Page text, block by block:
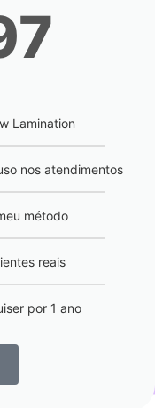
Lamination
nos atendimentos
método
reais
por 1 ano